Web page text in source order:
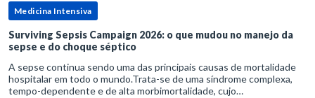
Medicina Intensiva
Surviving Sepsis Campaign 2026: o que mudou no manejo da
sepse e do choque séptico
A sepse continua sendo uma das principais causas de mortalidade
hospitalar em todo o mundo.Trata-se de uma síndrome complexa,
tempo-dependente e de alta morbimortalidade, cujo